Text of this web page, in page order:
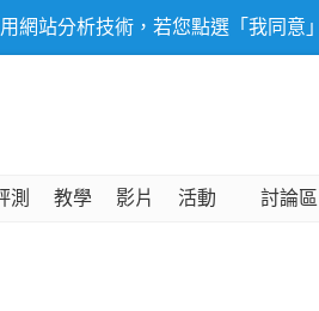
網站分析技術，若您點選「我同意
測 教學 影片 活動 討論區